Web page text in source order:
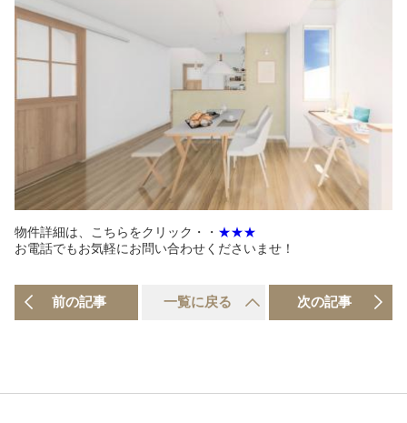
物件詳細は、こちらをクリック・・ ★★★
お電話でもお気軽にお問い合わせくださいませ！
前の記事 一覧に戻る 次の記事